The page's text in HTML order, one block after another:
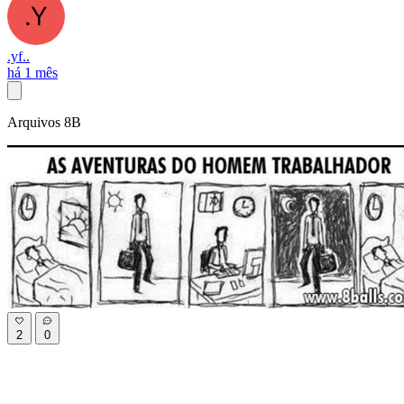
.yf..
há 1 mês
Arquivos 8B
2 0